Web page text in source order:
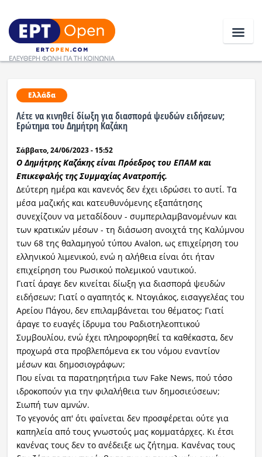
Ειδήσεις
Ελλάδα
Κοινωνία
Πολιτική
Οικονομία
Αθλητικά
Κόσμος
Ραδιόφωνο
Εκπομπές
Πολιτισμός
Ελλάδα
Λέτε να κινηθεί δίωξη για διασπορά ψευδών ειδήσεων;
Ερώτημα του Δημήτρη Καζάκη
Σάββατο, 24/06/2023 - 15:52
Ο Δημήτρης Καζάκης είναι Πρόεδρος του ΕΠΑΜ και
Επικεφαλής της Συμμαχίας Ανατροπής.
Δεύτερη ημέρα και κανενός δεν έχει ιδρώσει το αυτί. Τα
μέσα μαζικής και κατευθυνόμενης εξαπάτησης
συνεχίζουν να μεταδίδουν - συμπεριλαμβανομένων και
των κρατικών μέσων - τη διάσωση ανοιχτά της Καλύμνου
των 68 της θαλαμηγού τύπου Avalon, ως επιχείρηση του
ελληνικού λιμενικού, ενώ η αλήθεια είναι ότι ήταν
επιχείρηση του Ρωσικού πολεμικού ναυτικού.
Γιατί άραγε δεν κινείται δίωξη για διασπορά ψευδών
ειδήσεων; Γιατί ο αγαπητός κ. Ντογιάκος, εισαγγελέας του
Αρείου Πάγου, δεν επιλαμβάνεται του θέματος; Γιατί
άραγε το ευαγές ίδρυμα του Ραδιοτηλεοπτικού
Συμβουλίου, ενώ έχει πληροφορηθεί τα καθέκαστα, δεν
προχωρά στα προβλεπόμενα εκ του νόμου εναντίον
μέσων και δημοσιογράφων;
Που είναι τα παρατηρητήρια των Fake News, πού τόσο
ιδροκοπούν για την φιλαλήθεια των δημοσιεύσεων;
Σιωπή των αμνών.
Το γεγονός απ' ότι φαίνεται δεν προσφέρεται ούτε για
καπηλεία από τους γνωστούς μας κομματάρχες. Κι έτσι
κανένας τους δεν το ανέδειξε ως ζήτημα. Κανένας τους